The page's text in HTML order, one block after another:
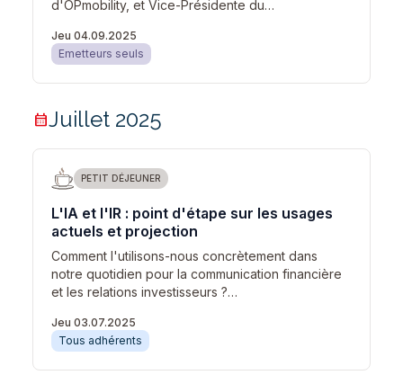
d'OPmobility, et Vice-Présidente du…
Jeu 04.09.2025
Emetteurs seuls
calendar_monthJuillet 2025
PETIT DÉJEUNER
L'IA et l'IR : point d'étape sur les usages
actuels et projection
Comment l'utilisons-nous concrètement dans
notre quotidien pour la communication financière
et les relations investisseurs ?…
Jeu 03.07.2025
Tous adhérents